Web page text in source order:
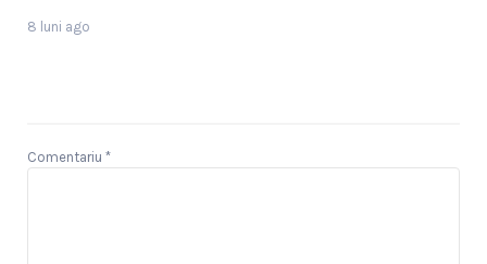
8 luni ago
Comentariu *